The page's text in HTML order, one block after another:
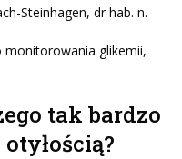
Steinhagen, dr hab. n.
monitorowania glikemii,
tak bardzo